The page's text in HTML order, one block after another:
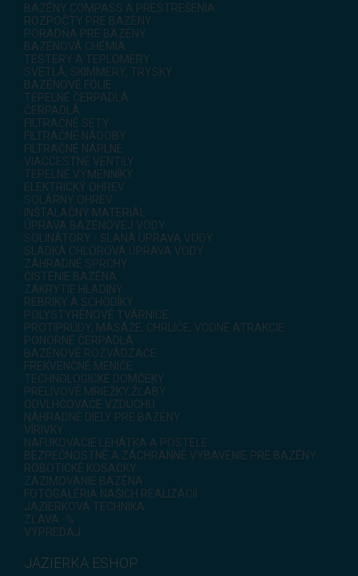
BAZÉNY COMPASS A PRESTREŠENIA
ROZPOČTY PRE BAZÉNY
PORADŇA PRE BAZÉNY
BAZÉNOVÁ CHÉMIA
TESTERY A TEPLOMERY
SVETLÁ, SKIMMERY, TRYSKY
BAZÉNOVÉ FÓLIE
TEPELNÉ ČERPADLÁ
ČERPADLÁ
FILTRAČNÉ SETY
FILTRAČNÉ NÁDOBY
FILTRAČNÉ NÁPLNE
VIACCESTNÉ VENTILY
TEPELNÉ VÝMENNÍKY
ELEKTRICKÝ OHREV
SOLÁRNY OHREV
INŠTALAČNÝ MATERIÁL
ÚPRAVA BAZÉNOVEJ VODY
SOLINÁTORY - SLANÁ ÚPRAVA VODY
SLADKÁ CHLÓROVÁ ÚPRAVA VODY
ZÁHRADNÉ SPRCHY
ČISTENIE BAZÉNA
ZAKRYTIE HLADINY
REBRÍKY A SCHODÍKY
POLYSTYRÉNOVÉ TVÁRNICE
PROTIPRÚDY, MASÁŽE, CHRLIČE, VODNÉ ATRAKCIE
PONORNÉ ČERPADLÁ
BAZÉNOVÉ ROZVÁDZAČE
FREKVENČNÉ MENIČE
TECHNOLOGICKÉ DOMČEKY
PRELIVOVÉ MRIEŽKY,ŽĽABY
ODVLHČOVAČE VZDUCHU
NÁHRADNÉ DIELY PRE BAZÉNY
VÍRIVKY
NAFUKOVACIE LEHÁTKA A POSTELE
BEZPEČNOSTNÉ A ZÁCHRANNÉ VYBAVENIE PRE BAZÉNY
ROBOTICKÉ KOSAČKY
ZAZIMOVANIE BAZÉNA
FOTOGALÉRIA NAŠICH REALIZÁCIÍ
JAZIERKOVÁ TECHNIKA
ZĽAVA -%
VÝPREDAJ
JAZIERKA ESHOP